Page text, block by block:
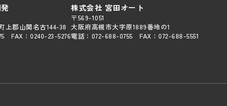
上郡山関名古144-38
FAX：0240-23-5276
株式会社 宮田オート
〒569-1051
大阪府高槻市大字原1889番地の1
電話： 072-688-0755 FAX：072-688-5551